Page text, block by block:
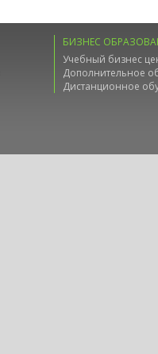
БИЗНЕС
Учебный бизнес
Дополнительное
Дистанционное